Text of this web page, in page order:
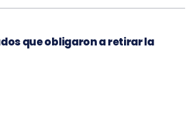
que obligaron a retirar la